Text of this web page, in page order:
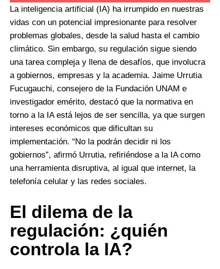
La inteligencia artificial (IA) ha irrumpido en nuestras
vidas con un potencial impresionante para resolver
problemas globales, desde la salud hasta el cambio
climático. Sin embargo, su regulación sigue siendo
una tarea compleja y llena de desafíos, que involucra
a gobiernos, empresas y la academia. Jaime Urrutia
Fucugauchi, consejero de la Fundación UNAM e
investigador emérito, destacó que la normativa en
torno a la IA está lejos de ser sencilla, ya que surgen
intereses económicos que dificultan su
implementación. “No la podrán decidir ni los
gobiernos”, afirmó Urrutia, refiriéndose a la IA como
una herramienta disruptiva, al igual que internet, la
telefonía celular y las redes sociales.
El dilema de la
regulación: ¿quién
controla la IA?